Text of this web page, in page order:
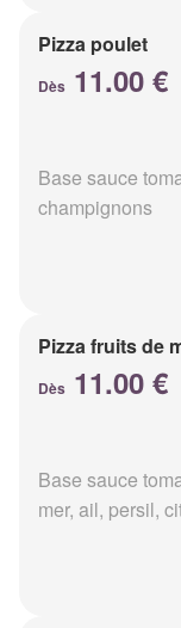
Pizza poulet
Dès 11.00 €
Base sauce
champignons
Pizza fruits de
Dès 11.00 €
Base sauce
mer, ail, persil,